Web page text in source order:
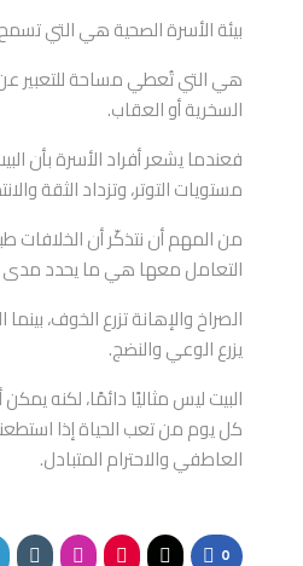
بيئة الأسرة الصحية هي التي تسمح
هي التي تُعطي مساحة للتعبير
السخرية أو العقاب.
فعندما يشعر أفراد الأسرة بأن
مستويات التوتر، وتزداد الثقة
من المهم أن نتذكّر أن الخلافات
التعامل معها هي ما يحدد مدى
الصراخ والإهانة تزرع الخوف،
يزرع الوعي والنضج.
البيت ليس مثاليًا دائمًا، لكنه
كل يوم من تعب الحياة إذا
العاطفي والاحترام المتبادل.
0